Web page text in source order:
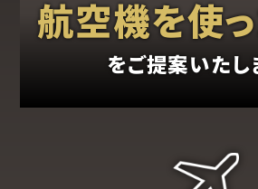
航空機を使
をご提案いたし